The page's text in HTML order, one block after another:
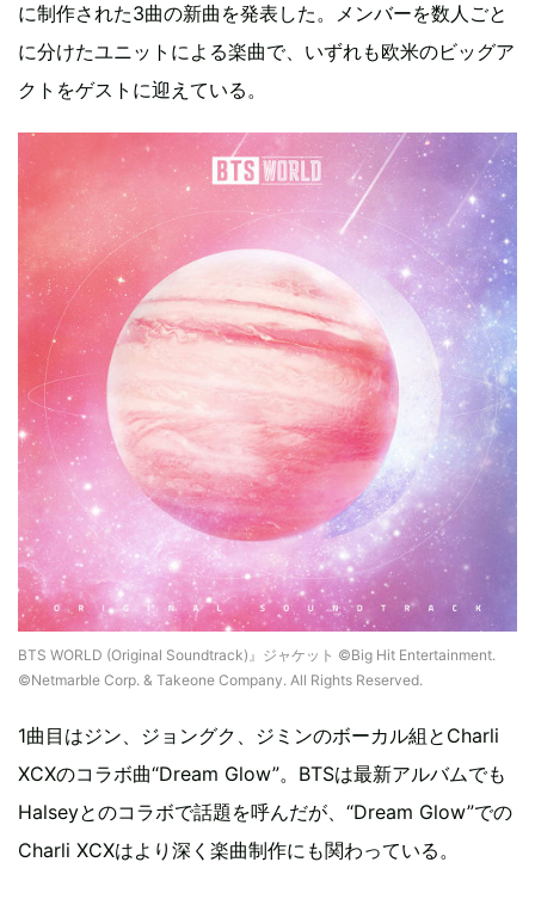
に制作された3曲の新曲を発表した。メンバーを数人ごと
に分けたユニットによる楽曲で、いずれも欧米のビッグア
クトをゲストに迎えている。
BTS WORLD (Original Soundtrack)』ジャケット ©Big Hit Entertainment.
©Netmarble Corp. & Takeone Company. All Rights Reserved.
1曲目はジン、ジョングク、ジミンのボーカル組とCharli
XCXのコラボ曲“Dream Glow”。BTSは最新アルバムでも
Halseyとのコラボで話題を呼んだが、“Dream Glow”での
Charli XCXはより深く楽曲制作にも関わっている。